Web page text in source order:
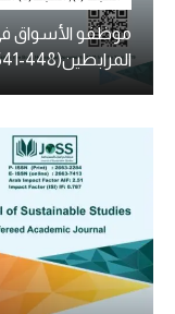
موظفو الأسواق
المرابطين(448-541هـ)